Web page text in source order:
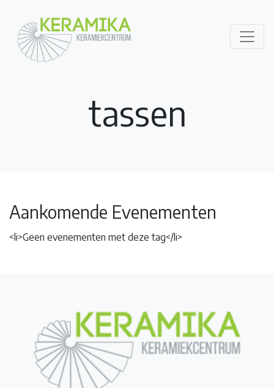
tassen
Aankomende Evenementen
<li>Geen evenementen met deze tag</li>